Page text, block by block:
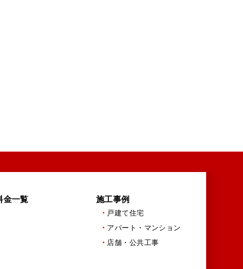
金一覧 施工事例
戸建て住宅
アパート・マンション
店舗・公共工事